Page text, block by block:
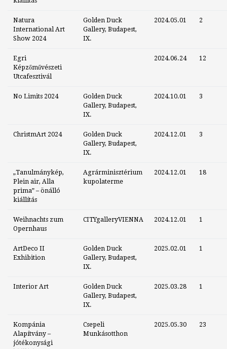
Natura
International Art
Show 2024
Golden Duck
Gallery, Budapest,
IX.
2024.05.01 2
Egri
Képzőművészeti
Utcafesztivál
2024.06.24 12
No Limits 2024
Golden Duck
Gallery, Budapest,
IX.
2024.10.01 3
ChristmArt 2024
Golden Duck
Gallery, Budapest,
IX.
2024.12.01 3
„Tanulmánykép,
Plein air, Alla
prima” – önálló
kiállítás
Agrárminisztérium
kupolaterme
2024.12.01 18
Weihnachts zum
Opernhaus
CITYgalleryVIENNA 2024.12.01 1
ArtDeco II
Exhibition
Golden Duck
Gallery, Budapest,
IX.
2025.02.01 1
Interior Art
Golden Duck
Gallery, Budapest,
IX.
2025.03.28 1
Kompánia
Alapítvány –
jótékonysági
Csepeli
Munkásotthon
2025.05.30 23